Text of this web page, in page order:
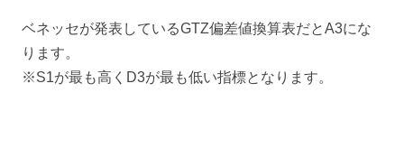
ベネッセが発表しているGTZ偏差値換算表だとA3にな
ります。
※S1が最も高くD3が最も低い指標となります。